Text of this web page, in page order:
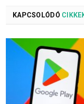
KAPCSOLÓDÓ